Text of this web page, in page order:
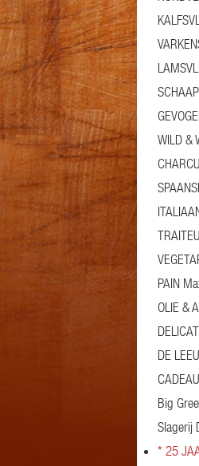
WILD &
PAIN
OLIE &
DE
Big
Slagerij
* 25